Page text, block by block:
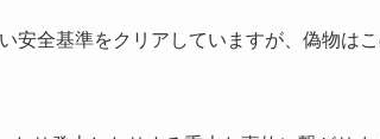
安全基準をクリアしていますが、偽物は